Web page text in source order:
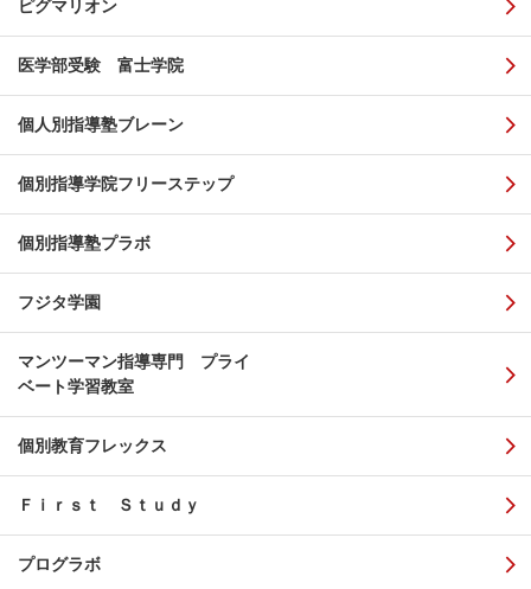
ピグマリオン
医学部受験 富士学院
個人別指導塾ブレーン
個別指導学院フリーステップ
個別指導塾プラボ
フジタ学園
マンツーマン指導専門 プライ
ベート学習教室
個別教育フレックス
Ｆｉｒｓｔ Ｓｔｕｄｙ
プログラボ